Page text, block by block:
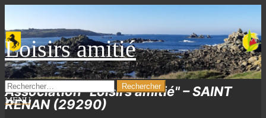
the
content
Loisirs amitié
Association "Loisirs amitié" – SAINT
RENAN (29290)
RECHERCHER :
MENU